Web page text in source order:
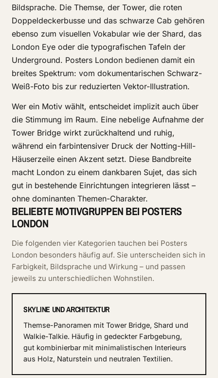
Bildsprache. Die Themse, der Tower, die roten
Doppeldeckerbusse und das schwarze Cab gehören
ebenso zum visuellen Vokabular wie der Shard, das
London Eye oder die typografischen Tafeln der
Underground. Posters London bedienen damit ein
breites Spektrum: vom dokumentarischen Schwarz-
Weiß-Foto bis zur reduzierten Vektor-Illustration.
Wer ein Motiv wählt, entscheidet implizit auch über
die Stimmung im Raum. Eine nebelige Aufnahme der
Tower Bridge wirkt zurückhaltend und ruhig,
während ein farbintensiver Druck der Notting-Hill-
Häuserzeile einen Akzent setzt. Diese Bandbreite
macht London zu einem dankbaren Sujet, das sich
gut in bestehende Einrichtungen integrieren lässt –
ohne dominanten Themen-Charakter.
BELIEBTE MOTIVGRUPPEN BEI POSTERS
LONDON
Die folgenden vier Kategorien tauchen bei Posters
London besonders häufig auf. Sie unterscheiden sich in
Farbigkeit, Bildsprache und Wirkung – und passen
jeweils zu unterschiedlichen Wohnstilen.
SKYLINE UND ARCHITEKTUR
Themse-Panoramen mit Tower Bridge, Shard und
Walkie-Talkie. Häufig in gedeckter Farbgebung,
gut kombinierbar mit minimalistischen Interieurs
aus Holz, Naturstein und neutralen Textilien.